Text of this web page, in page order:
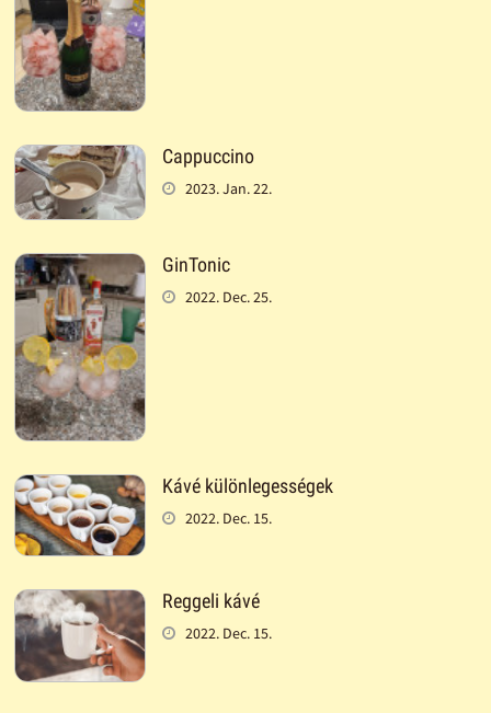
Cappuccino
2023. Jan. 22.
GinTonic
2022. Dec. 25.
Kávé különlegességek
2022. Dec. 15.
Reggeli kávé
2022. Dec. 15.